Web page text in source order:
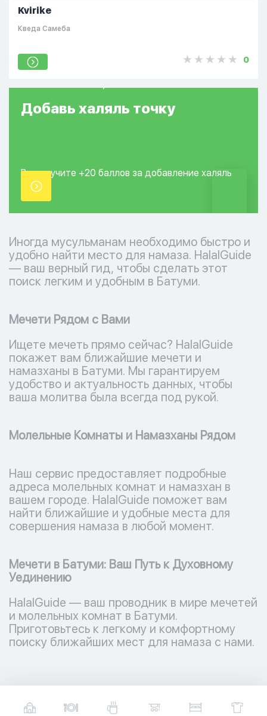
Kvirike
Кведа Самеба
0
Добавь халяль точку
Вы получите +20 баллов за добавление халяль
точки.
Иногда мусульманам необходимо быстро и
удобно найти место для намаза. HalalGuide
— ваш верный гид, чтобы сделать этот
поиск легким и удобным в Батуми.
Мечети Рядом с Вами
Ищете мечеть прямо сейчас? HalalGuide
покажет вам ближайшие мечети и
намазханы в Батуми. Мы гарантируем
удобство и актуальность данных, чтобы
ваша молитва была всегда под рукой.
Молельные Комнаты и Намазханы Рядом
Наш сервис предоставляет подробные
адреса молельных комнат и намазхан в
вашем городе. HalalGuide поможет вам
найти ближайшие и удобные места для
совершения намаза в любой момент.
Мечети в Батуми: Ваш Путь к Духовному
Уединению
HalalGuide — ваш проводник в мире мечетей
и молельных комнат в Батуми.
Приготовьтесь к легкому и комфортному
поиску ближайших мест для намаза с нами.